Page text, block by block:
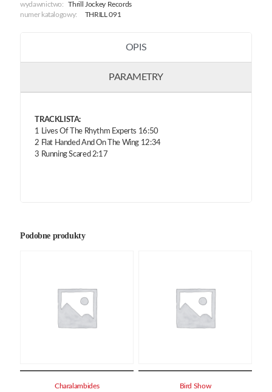
wydawnictwo:
Thrill Jockey Records
numer katalogowy:
THRILL 091
OPIS
PARAMETRY
TRACKLISTA:
1 Lives Of The Rhythm Experts 16:50
2 Flat Handed And On The Wing 12:34
3 Running Scared 2:17
Podobne produkty
Charalambides Bird Show